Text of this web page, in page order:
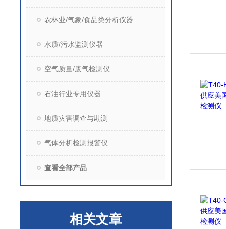
农林业/气象/食品类分析仪器
水质/污水监测仪器
空气质量/废气检测仪
石油行业专用仪器
地质灾害调查与勘测
气体分析检测报警仪
查看全部产品
相关文章